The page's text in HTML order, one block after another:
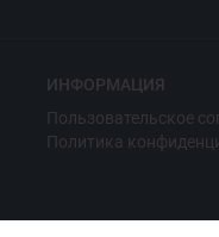
ИНФОРМАЦИЯ
Пользовательское
Политика